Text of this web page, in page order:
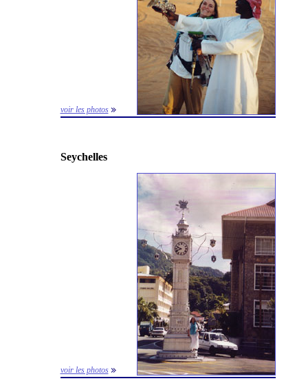
voir les photos
Seychelles
voir les photos